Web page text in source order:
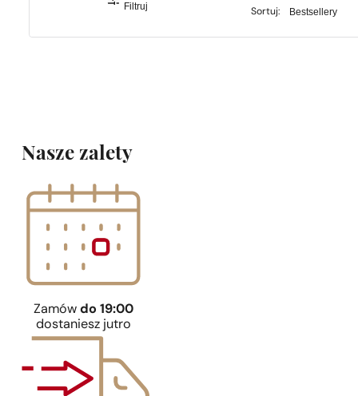
Filtruj Sortuj: Sortuj:
Nasze zalety
Zamów do 19:00
dostaniesz jutro